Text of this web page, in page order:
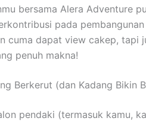
bersama Alera Adventure
pada
cuma dapat view cakep, tapi
penuh makna!
Berkerut (dan Kadang Bikin
pendaki (termasuk kamu,